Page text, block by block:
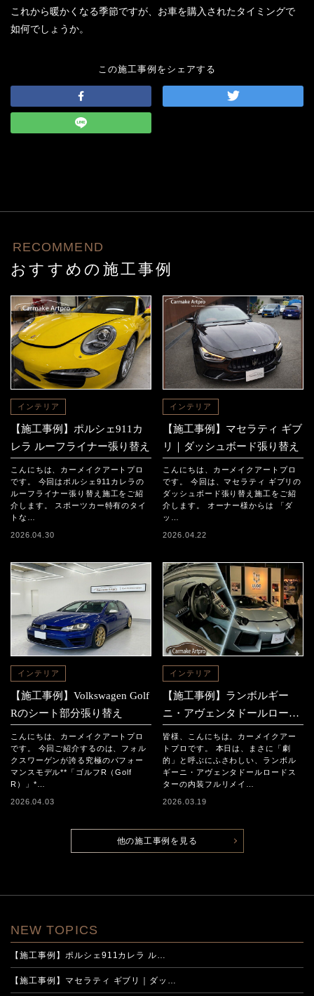
これから暖かくなる季節ですが、お車を購入されたタイミングで
如何でしょうか。
この施工事例をシェアする
RECOMMEND
おすすめの施工事例
インテリア
【施工事例】ポルシェ911カ
レラ ルーフライナー張り替え
こんにちは、カーメイクアートプロ
です。 今回はポルシェ911カレラの
ルーフライナー張り替え施工をご紹
介します。 スポーツカー特有のタイ
トな…
2026.04.30
インテリア
【施工事例】マセラティ ギブ
リ｜ダッシュボード張り替え
こんにちは、カーメイクアートプロ
です。 今回は、マセラティ ギブリの
ダッシュボード張り替え施工をご紹
介します。 オーナー様からは 「ダ
ッ…
2026.04.22
インテリア
【施工事例】Volkswagen Golf
Rのシート部分張り替え
こんにちは、カーメイクアートプロ
です。 今回ご紹介するのは、フォル
クスワーゲンが誇る究極のパフォー
マンスモデル**「ゴルフR（Golf
R）」*…
2026.04.03
インテリア
【施工事例】ランボルギー
ニ・アヴェンタドールロード
スター 「内装フルリメイ
ク」
皆様、こんにちは。カーメイクアー
トプロです。 本日は、まさに「劇
的」と呼ぶにふさわしい、ランボル
ギーニ・アヴェンタドールロードス
ターの内装フルリメイ…
2026.03.19
他の施工事例を見る
NEW TOPICS
【施工事例】ポルシェ911カレラ ル…
【施工事例】マセラティ ギブリ｜ダッ…